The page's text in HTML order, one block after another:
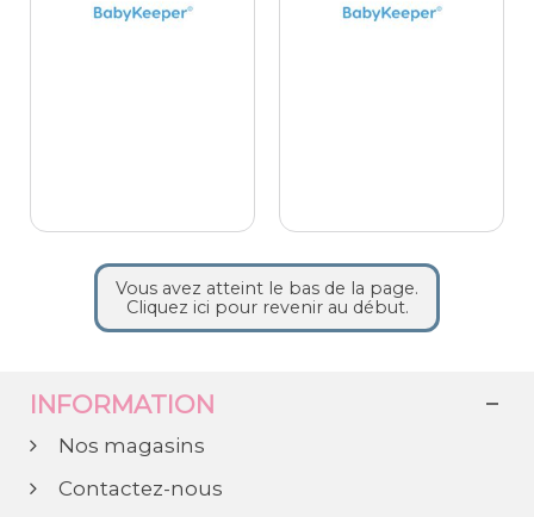
Vous avez atteint le bas de la page.
Cliquez ici pour revenir au début.
INFORMATION
Nos magasins
Contactez-nous